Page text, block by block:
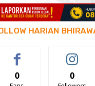
HARIAN
0 0